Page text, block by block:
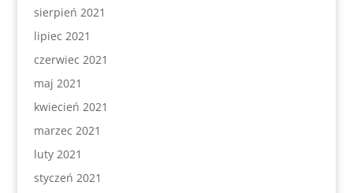
sierpień 2021
lipiec 2021
czerwiec 2021
maj 2021
kwiecień 2021
marzec 2021
luty 2021
styczeń 2021